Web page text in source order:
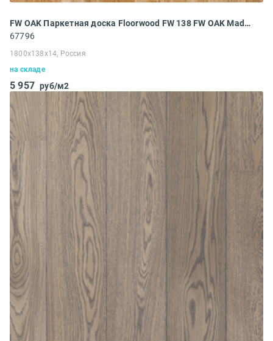
FW OAK Паркетная доска Floorwood FW 138 FW OAK Madison PREMIUM 1S (1800x138x14 мм)
67796
1800x138x14, Россия
на складе
5 957 руб/м2